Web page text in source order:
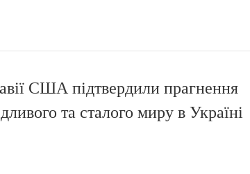
США підтвердили прагнення
та сталого миру в Україні